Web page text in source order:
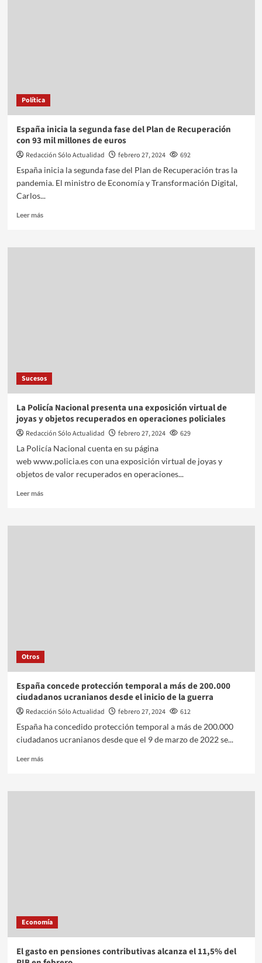
Política
España inicia la segunda fase del Plan de Recuperación
con 93 mil millones de euros
Redacción Sólo Actualidad febrero 27, 2024
692
España inicia la segunda fase del Plan de Recuperación tras la
pandemia. El ministro de Economía y Transformación Digital,
Carlos...
Leer más
Sucesos
La Policía Nacional presenta una exposición virtual de
joyas y objetos recuperados en operaciones policiales
Redacción Sólo Actualidad febrero 27, 2024
629
La Policía Nacional cuenta en su página
web www.policia.es con una exposición virtual de joyas y
objetos de valor recuperados en operaciones...
Leer más
Otros
España concede protección temporal a más de 200.000
ciudadanos ucranianos desde el inicio de la guerra
Redacción Sólo Actualidad febrero 27, 2024
612
España ha concedido protección temporal a más de 200.000
ciudadanos ucranianos desde que el 9 de marzo de 2022 se...
Leer más
Economía
El gasto en pensiones contributivas alcanza el 11,5% del